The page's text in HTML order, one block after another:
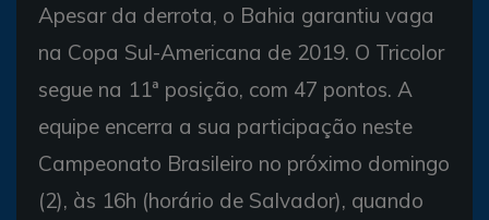
Apesar da derrota, o Bahia garantiu vaga
na Copa Sul-Americana de 2019. O Tricolor
segue na 11ª posição, com 47 pontos. A
equipe encerra a sua participação neste
Campeonato Brasileiro no próximo domingo
(2), às 16h (horário de Salvador), quando